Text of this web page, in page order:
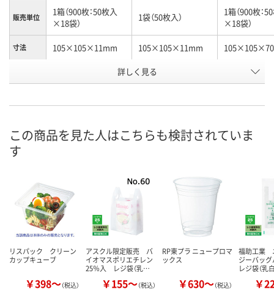
販売単位
1箱（900枚：50枚入
×18袋）
1袋（50枚入）
1箱（900枚：
×18袋）
寸法 105×105×11mm 105×105×11mm
J312702 J360900
お届け日 8月7日（金） 8月7日（金）
ついてご連絡
数量
カ
詳しく見る
この商品を見た人はこちらも検討されていま
す
リスパック クリーン
カップキューブ
￥398～（税込）
アスクル限定販売 バ
イオマスポリエチレン
25％入 レジ袋（乳…
￥155～（税込）
RP東プラ ニュープロマ
ックス
￥630～（税込）
福助工業
ジーバッ
レジ袋（
￥